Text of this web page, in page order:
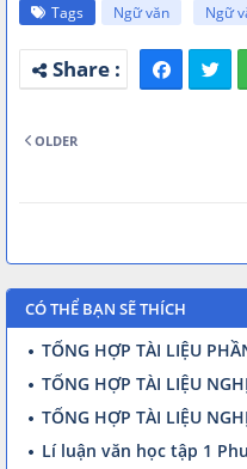
Tags Ngữ văn Ngữ
OLDER
CÓ THỂ BẠN SẼ THÍCH
TỔNG HỢP TÀI LIỆU
TỔNG HỢP TÀI LIỆU
TỔNG HỢP TÀI LIỆU
Lí luận văn học tập 1